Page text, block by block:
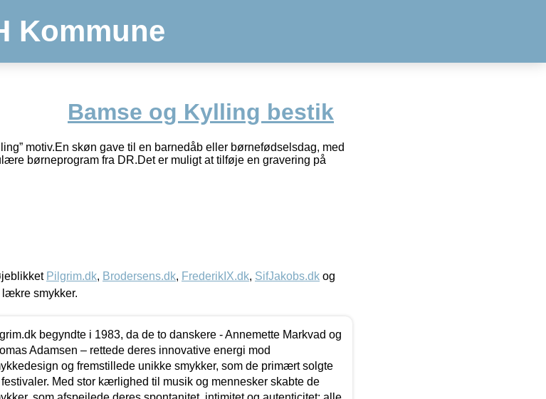
Kommune
Bamse og Kylling bestik
motiv.En skøn gave til en barnedåb eller børnefødselsdag, med
børneprogram fra DR.Det er muligt at tilføje en gravering på
Pilgrim.dk, Brodersens.dk, FrederikIX.dk, SifJakobs.dk og
lækre smykker.
begyndte i 1983, da de to danskere - Annemette Markvad og
Adamsen – rettede deres innovative energi mod
og fremstillede unikke smykker, som de primært solgte
festivaler. Med stor kærlighed til musik og mennesker skabte de